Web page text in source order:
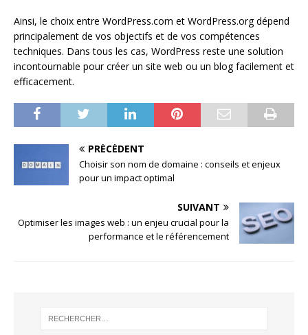
Ainsi, le choix entre WordPress.com et WordPress.org dépend
principalement de vos objectifs et de vos compétences
techniques. Dans tous les cas, WordPress reste une solution
incontournable pour créer un site web ou un blog facilement et
efficacement.
PRÉCÉDENT
Choisir son nom de domaine : conseils et enjeux
pour un impact optimal
SUIVANT
Optimiser les images web : un enjeu crucial pour la
performance et le référencement